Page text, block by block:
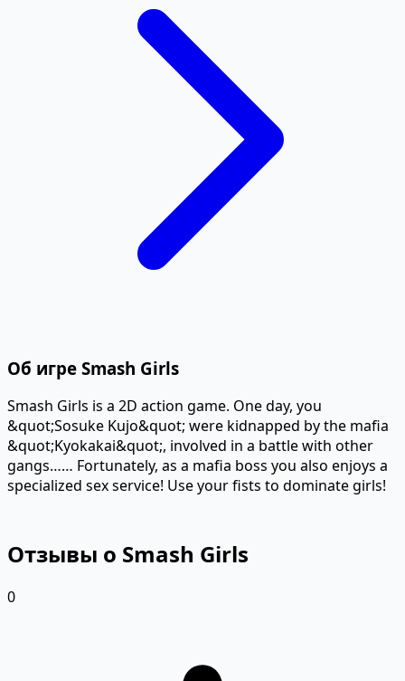
Об игре Smash Girls
Smash Girls is a 2D action game. One day, you
&quot;Sosuke Kujo&quot; were kidnapped by the mafia
&quot;Kyokakai&quot;, involved in a battle with other
gangs…… Fortunately, as a mafia boss you also enjoys a
specialized sex service! Use your fists to dominate girls!
Отзывы о Smash Girls
0